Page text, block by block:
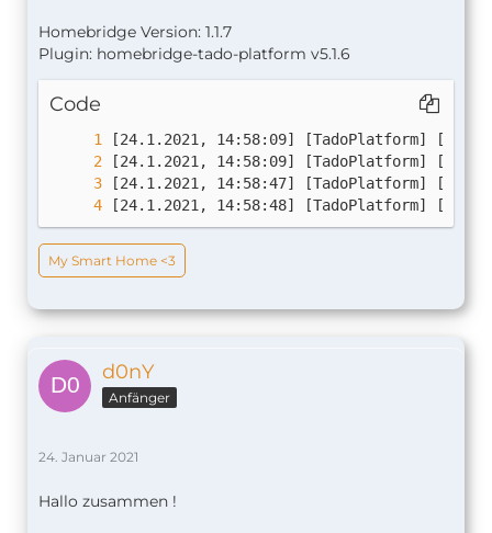
Homebridge Version: 1.1.7
Plugin: homebridge-tado-platform v5.1.6
Code
[24.1.2021, 14:58:48] [TadoPlatform]
My Smart Home <3
d0nY
Anfänger
24. Januar 2021
Hallo zusammen !